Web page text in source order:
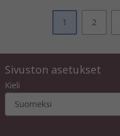
1 2
Sivuston asetukset
Kieli
Suomeksi